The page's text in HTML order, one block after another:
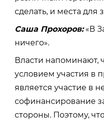
сделать, и места для
Саша Прохоров:«В
ничего».
Власти напоминают,
условием участия в
является участие в
софинансирование
стороны. Поэтому,